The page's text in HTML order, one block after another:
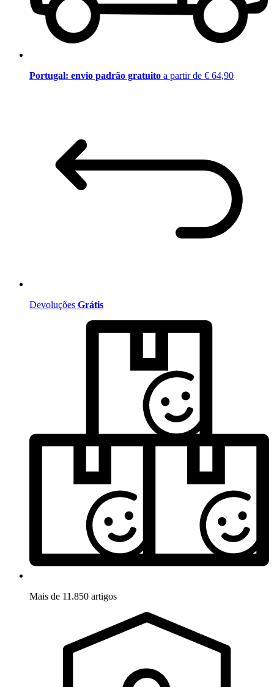
Portugal: envio padrão gratuito a partir de € 64,90
Devoluções Grátis
Mais de 11.850 artigos